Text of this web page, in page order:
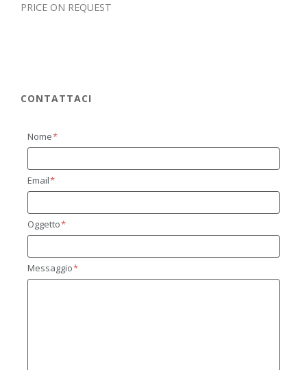
PRICE ON REQUEST
CONTATTACI
Nome
Email
Oggetto
Messaggio